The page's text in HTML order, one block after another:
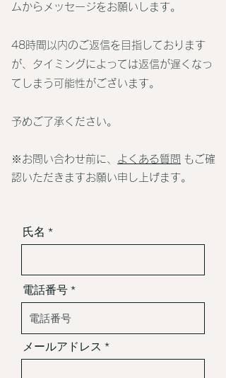
ムからメッセージをお願いします。
48時間以内のご返信を目指しております
が、タイミングによっては返信が遅くなっ
てしまう可能性がございます。
予めご了承ください。
※お問い合わせ前に、 よくある質問 もご確
認いただきますお願い申し上げます。
氏名
電話番号
メールアドレス